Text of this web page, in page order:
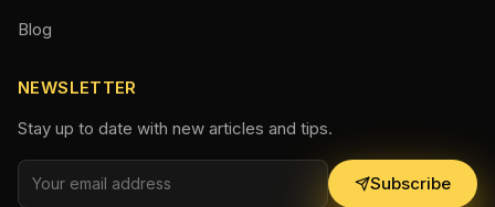
Blog
NEWSLETTER
Stay up to date with new articles and tips.
Subscribe